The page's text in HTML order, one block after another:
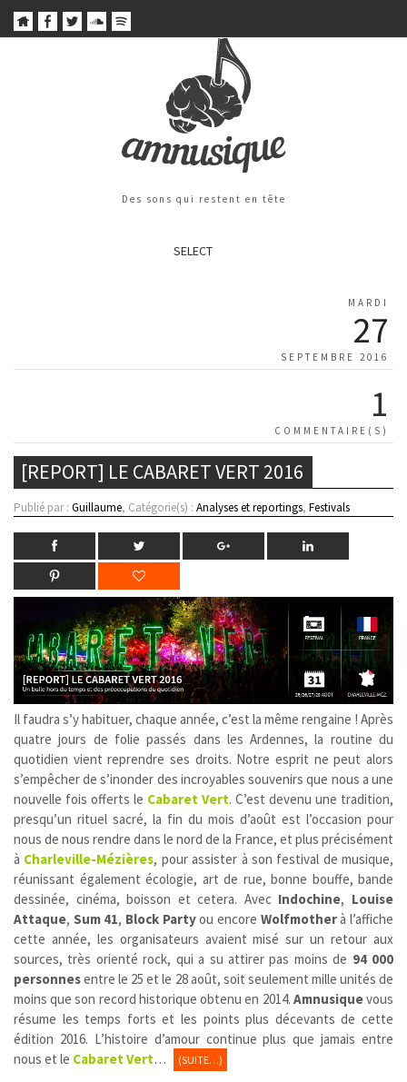
Des sons qui restent en tête
SELECT
MARDI
27
SEPTEMBRE 2016
1
COMMENTAIRE(S)
[REPORT] LE CABARET VERT 2016
Publié par : Guillaume, Catégorie(s) : Analyses et reportings, Festivals
Il faudra s’y habituer, chaque année, c’est la même rengaine ! Après
quatre jours de folie passés dans les Ardennes, la routine du
quotidien vient reprendre ses droits. Notre esprit ne peut alors
s’empêcher de s’inonder des incroyables souvenirs que nous a une
nouvelle fois offerts le Cabaret Vert. C’est devenu une tradition,
presqu’un rituel sacré, la fin du mois d’août est l’occasion pour
nous de nous rendre dans le nord de la France, et plus précisément
à Charleville-Mézières, pour assister à son festival de musique,
réunissant également écologie, art de rue, bonne bouffe, bande
dessinée, cinéma, boisson et cetera. Avec Indochine, Louise
Attaque, Sum 41, Block Partyou encore Wolfmotherà l’affiche
cette année, les organisateurs avaient misé sur un retour aux
sources, très orienté rock, qui a su attirer pas moins de 94 000
personnesentre le 25 et le 28 août, soit seulement mille unités de
moins que son record historique obtenu en 2014. Amnusiquevous
résume les temps forts et les points plus décevants de cette
édition 2016. L’histoire d’amour continue plus que jamais entre
nous et le Cabaret Vert… (SUITE…)